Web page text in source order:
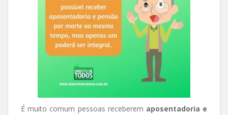
É muito comum pessoas receberem aposentadoria e